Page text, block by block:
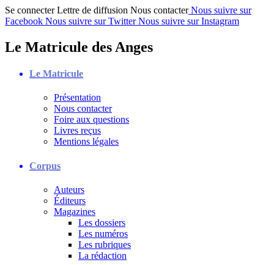
Se connecter Lettre de diffusion Nous contacter Nous suivre sur
Facebook Nous suivre sur Twitter Nous suivre sur Instagram
Le Matricule des Anges
Le Matricule
Présentation
Nous contacter
Foire aux questions
Livres reçus
Mentions légales
Corpus
Auteurs
Éditeurs
Magazines
Les dossiers
Les numéros
Les rubriques
La rédaction